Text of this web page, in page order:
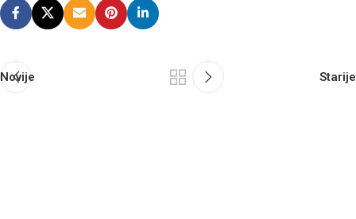
Novije Starije